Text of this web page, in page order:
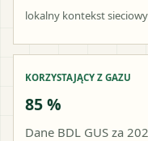
lokalny kontekst
KORZYSTAJĄCY Z GAZU
85 %
Dane BDL GUS za